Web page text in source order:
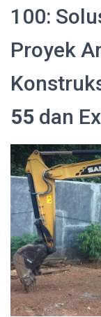
100:
Proyek
55 dan